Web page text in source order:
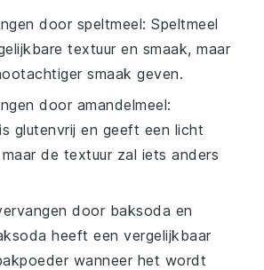
door speltmeel: Speltmeel
textuur en smaak, maar
smaak geven.
door amandelmeel:
glutenvrij en geeft een licht
de textuur zal iets anders
door baksoda en
heeft een vergelijkbaar
wanneer het wordt